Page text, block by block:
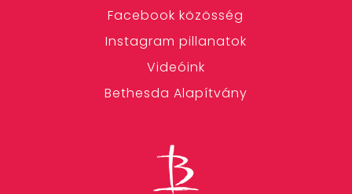
Facebook közösség
Instagram pillanatok
Videóink
Bethesda Alapítvány